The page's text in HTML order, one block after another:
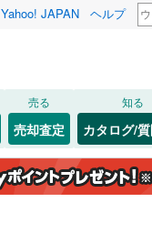
Yahoo! JAPAN ヘルプ
売る
売却査定
知る
カタログ/